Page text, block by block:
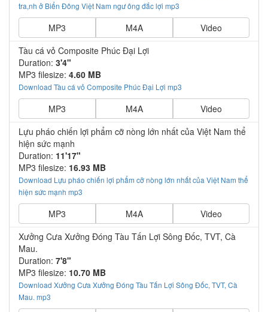
tra,nh ở Biển Đông Việt Nam ngư ông đắc lợi mp3
MP3 M4A
Video
Tàu cá vỏ Composite Phúc Đại Lợi
Duration: 3'4"
MP3 filesize: 4.60 MB
Download Tàu cá vỏ Composite Phúc Đại Lợi mp3
MP3 M4A
Video
Lựu pháo chiến lợi phẩm cỡ nòng lớn nhất của Việt Nam thể
hiện sức mạnh
Duration: 11'17"
MP3 filesize: 16.93 MB
Download Lựu pháo chiến lợi phẩm cỡ nòng lớn nhất của Việt Nam thể
hiện sức mạnh mp3
MP3 M4A
Video
Xưởng Cưa Xưởng Đóng Tàu Tấn Lợi Sông Đốc, TVT, Cà
Mau.
Duration: 7'8"
MP3 filesize: 10.70 MB
Download Xưởng Cưa Xưởng Đóng Tàu Tấn Lợi Sông Đốc, TVT, Cà
Mau. mp3